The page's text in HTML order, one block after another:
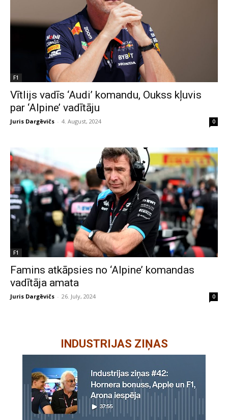
F1
Vītlijs vadīs ‘Audi’ komandu, Oukss kļuvis
par ‘Alpine’ vadītāju
Juris Dargēvičs - 4. August, 2024 0
F1
Famins atkāpsies no ‘Alpine’ komandas
vadītāja amata
Juris Dargēvičs - 26. July, 2024 0
INDUSTRIJAS ZIŅAS